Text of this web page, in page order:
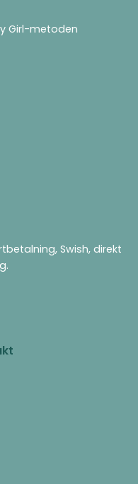
Girl-metoden
Swish, direkt